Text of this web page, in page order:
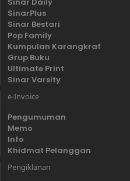
SinarPlus
Sinar Bestari
Pop Family
Kumpulan Karangkraf
Grup Buku
Ultimate Print
Sinar Varsity
e-Invoice
Pengumuman
Memo
Info
Khidmat Pelanggan
Pengiklanan